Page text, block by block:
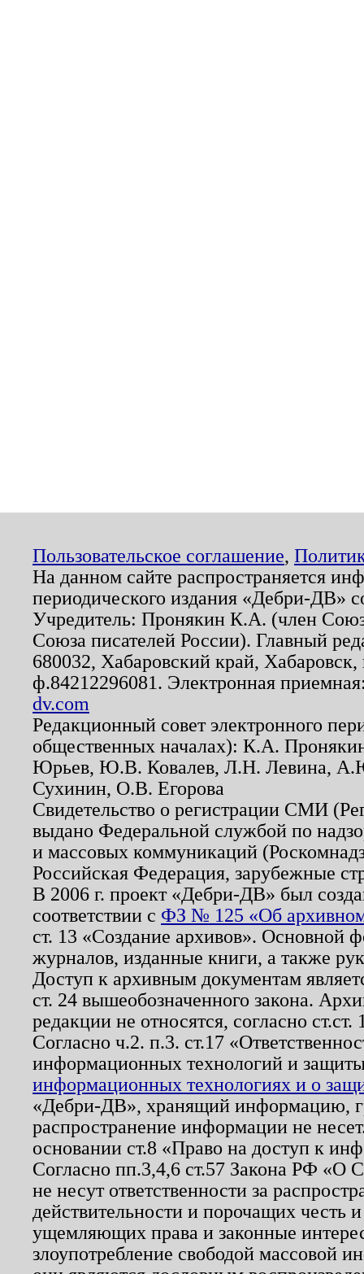
Пользовательское соглашение,
На данном сайте распространяется
периодического издания «Дебри-ДВ»
Учредитель: Пронякин К.А. (член
Союза писателей России). Главный
680032, Хабаровский край,
ф.84212296081. Электронная
dv.com
Редакционный совет электронного
общественных началах): К.А.
Юрьев, Ю.В. Ковалев, Л.Н. Левина,
Сухинин, О.В. Егорова
Свидетельство о регистрации СМИ
выдано Федеральной службой по
и массовых коммуникаций
Российская Федерация, зарубежные
В 2006 г. проект «Дебри-ДВ» был
соответствии с ФЗ № 125 «Об
ст. 13 «Создание архивов». Основной
журналов, изданные книги, а также
Доступ к архивным документам
ст. 24 вышеобозначенного закона.
редакции не относятся, согласно
Согласно ч.2. п.3. ст.17
информационных технологий и
информационных технологиях и о
«Дебри-ДВ», хранящий информацию,
распространение информации не
основании ст.8 «Право на доступ к
Согласно пп.3,4,6 ст.57 Закона РФ «О
не несут ответственности за
действительности и порочащих честь
ущемляющих права и законные
злоупотребление свободой массовой